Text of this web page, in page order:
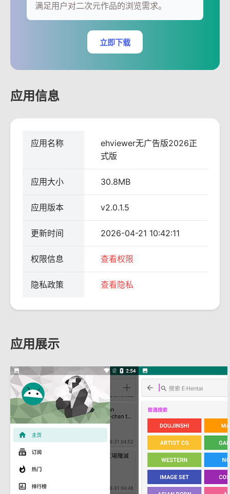
满足用户对二次元作品的浏览需求。
立即下载
应用信息
应用名称
ehviewer无广告版2026正
式版
应用大小 30.8MB
应用版本 v2.0.1.5
更新时间 2026-04-21 10:42:11
权限信息 查看权限
隐私政策 查看隐私
应用展示